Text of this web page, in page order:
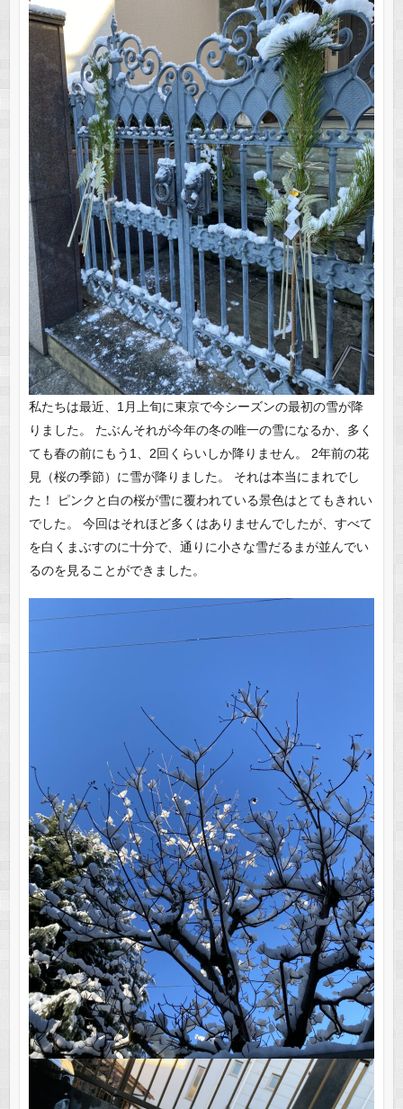
私たちは最近、1月上旬に東京で今シーズンの最初の雪が降
りました。 たぶんそれが今年の冬の唯一の雪になるか、多く
ても春の前にもう1、2回くらいしか降りません。 2年前の花
見（桜の季節）に雪が降りました。 それは本当にまれでし
た！ ピンクと白の桜が雪に覆われている景色はとてもきれい
でした。 今回はそれほど多くはありませんでしたが、すべて
を白くまぶすのに十分で、通りに小さな雪だるまが並んでい
るのを見ることができました。